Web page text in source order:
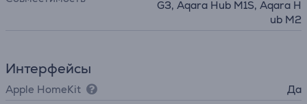
G3, Aqara Hub M1S, Aqara H
ub M2
Интерфейсы
Apple HomeKit
Да